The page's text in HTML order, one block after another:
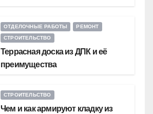
ОТДЕЛОЧНЫЕ РАБОТЫ
РЕМОНТ
СТРОИТЕЛЬСТВО
Террасная доска из ДПК и её
преимущества
СТРОИТЕЛЬСТВО
Чем и как армируют кладку из